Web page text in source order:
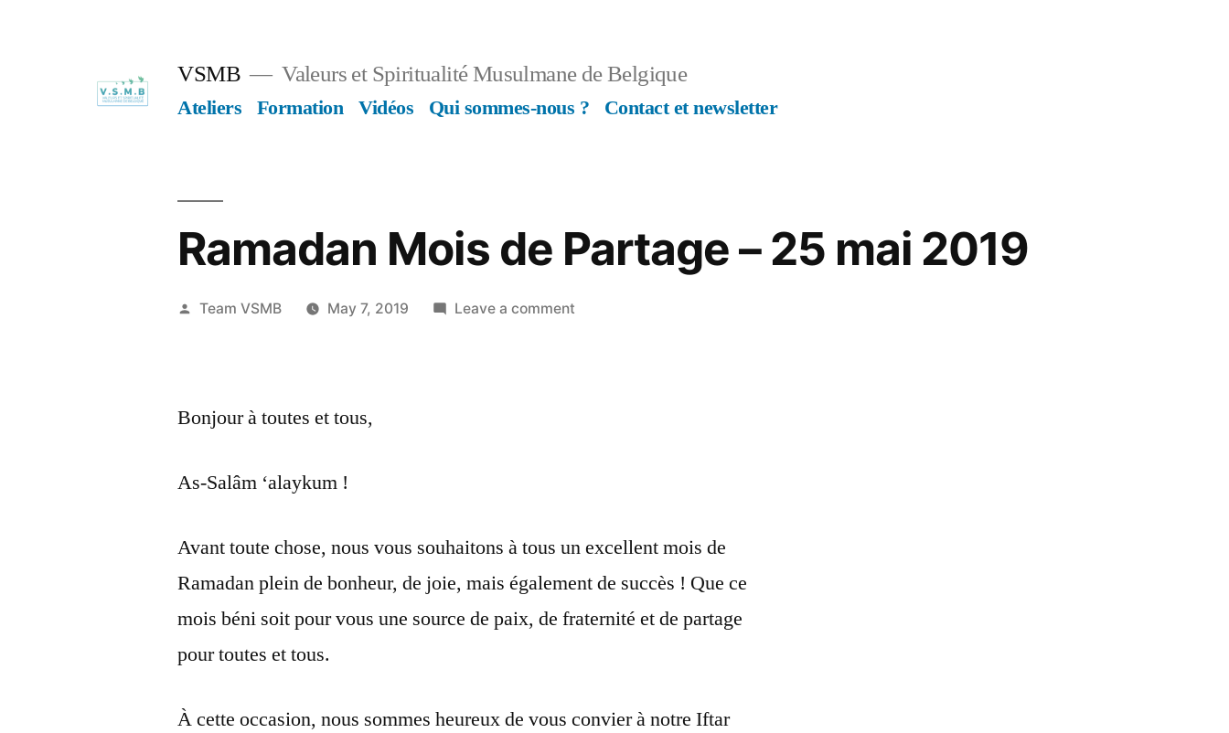
VSMB Valeurs et Spiritualité Musulmane de Belgique
Ateliers Formation Vidéos Qui sommes-nous ? Contact et newsletter
Ramadan Mois de Partage – 25 mai 2019
Posted
Team VSMB May 7, 2019 Leave a commenton
Bonjour à toutes et tous,
As-Salâm ‘alaykum !
Avant toute chose, nous vous souhaitons à tous un excellent mois de
Ramadan plein de bonheur, de joie, mais également de succès ! Que ce
mois béni soit pour vous une source de paix, de fraternité et de partage
pour toutes et tous.
À cette occasion, nous sommes heureux de vous convier à notre Iftar